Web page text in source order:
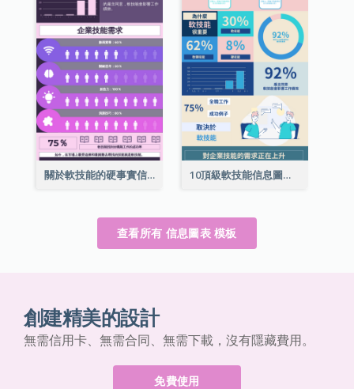
關於軟技能的硬事實信息圖表 10頂級軟技能信息圖表
查看所有 信息圖表 模板
創建精美的設計
無需信用卡、無需合同、無需下載，沒有隱藏費用。
免費使用